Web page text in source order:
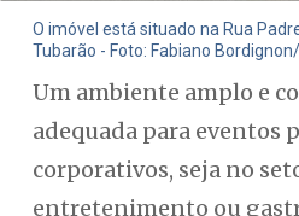
O imóvel está situado na Rua
Tubarão - Foto: Fabiano
Um ambiente amplo e
adequada para eventos
corporativos, seja no
entretenimento ou